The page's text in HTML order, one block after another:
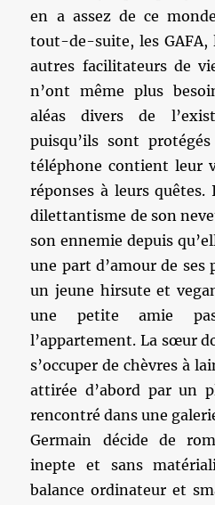
en a assez de ce
tout-de-suite, les
autres facilitateurs de
n’ont même plus
aléas divers de
puisqu’ils sont
téléphone contient leur
réponses à leurs quêtes.
dilettantisme de son
son ennemie depuis
une part d’amour de ses
un jeune hirsute et
une petite amie
l’appartement. La sœur
s’occuper de chèvres à
attirée d’abord par un
rencontré dans une
Germain décide de
inepte et sans
balance ordinateur et